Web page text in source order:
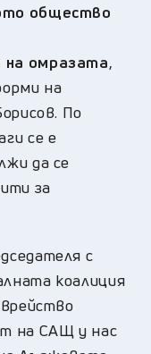
общество
омразата,
на
По
се е
да се
за
с
коалиция
на САЩ у нас